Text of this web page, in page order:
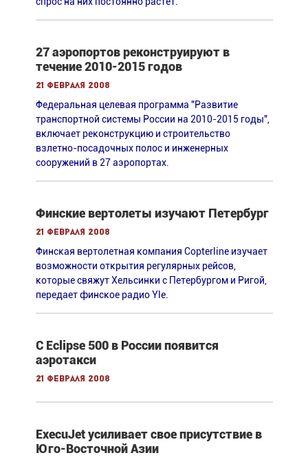
27 аэропортов реконструируют в
течение 2010-2015 годов
21 февраля 2008
Федеральная целевая программа "Развитие
транспортной системы России на 2010-2015 годы",
включает реконструкцию и строительство
взлетно-посадочных полос и инженерных
сооружений в 27 аэропортах.
Финские вертолеты изучают Петербург
21 февраля 2008
Финская вертолетная компания Copterline изучает
возможности открытия регулярных рейсов,
которые свяжут Хельсинки с Петербургом и Ригой,
передает финское радио Yle.
С Eclipse 500 в России появится
аэротакси
21 февраля 2008
ExecuJet усиливает свое присутствие в
Юго-Восточной Азии